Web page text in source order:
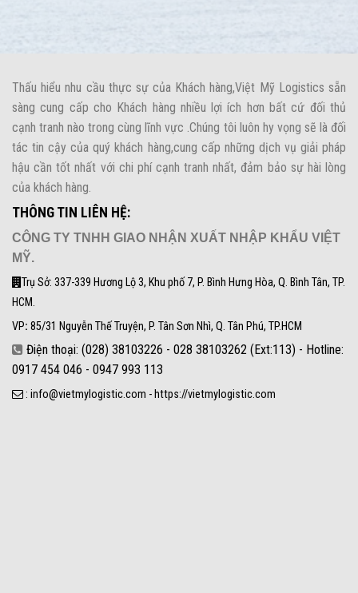
Thấu hiểu nhu cầu thực sự của Khách hàng,Việt Mỹ Logistics sẵn
sàng cung cấp cho Khách hàng nhiều lợi ích hơn bất cứ đối thủ
cạnh tranh nào trong cùng lĩnh vực .Chúng tôi luôn hy vọng sẽ là đối
tác tin cậy của quý khách hàng,cung cấp những dịch vụ giải pháp
hậu cần tốt nhất với chi phí cạnh tranh nhất, đảm bảo sự hài lòng
của khách hàng.
THÔNG TIN LIÊN HỆ:
CÔNG TY TNHH GIAO NHẬN XUẤT NHẬP KHẨU VIỆT
MỸ.
Trụ Sở: 337-339 Hương Lộ 3, Khu phố 7, P. Bình Hưng Hòa, Q. Bình Tân, TP.
HCM.
VP: 85/31 Nguyễn Thế Truyện, P. Tân Sơn Nhì, Q. Tân Phú, TP.HCM
Điện thoại: (028) 38103226 - 028 38103262 (Ext:113) - Hotline:
0917 454 046 - 0947 993 113
: info@vietmylogistic.com - https://vietmylogistic.com